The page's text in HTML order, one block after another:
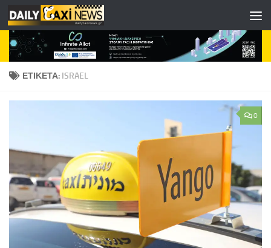
Skip to content
ΕΤΙΚΈΤΑ: ISRAEL
0